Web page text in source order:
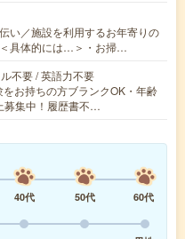
い／施設を利用するお年寄りの
具体的には…＞・お掃…
不要 / 英語力不要
お持ちの方ブランクOK・年齢
募集中！履歴書不…
40代 50代
60代